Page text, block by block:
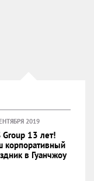
2019
Group 13 лет!
корпоративный
в Гуанчжоу